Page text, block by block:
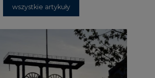
wszystkie artykuły